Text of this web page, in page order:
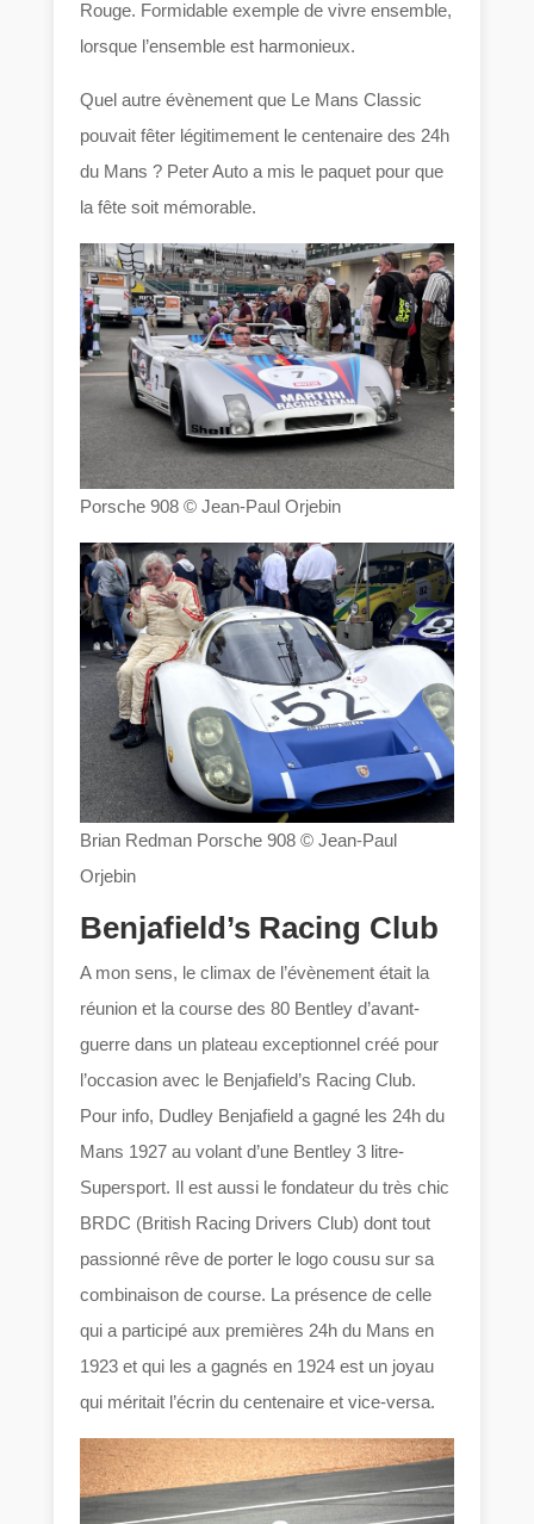
Rouge. Formidable exemple de vivre ensemble,
lorsque l’ensemble est harmonieux.
Quel autre évènement que Le Mans Classic
pouvait fêter légitimement le centenaire des 24h
du Mans ? Peter Auto a mis le paquet pour que
la fête soit mémorable.
Porsche 908 © Jean-Paul Orjebin
Brian Redman Porsche 908 © Jean-Paul
Orjebin
Benjafield’s Racing Club
A mon sens, le climax de l’évènement était la
réunion et la course des 80 Bentley d’avant-
guerre dans un plateau exceptionnel créé pour
l’occasion avec le Benjafield’s Racing Club.
Pour info, Dudley Benjafield a gagné les 24h du
Mans 1927 au volant d’une Bentley 3 litre-
Supersport. Il est aussi le fondateur du très chic
BRDC (British Racing Drivers Club) dont tout
passionné rêve de porter le logo cousu sur sa
combinaison de course. La présence de celle
qui a participé aux premières 24h du Mans en
1923 et qui les a gagnés en 1924 est un joyau
qui méritait l’écrin du centenaire et vice-versa.